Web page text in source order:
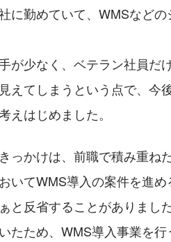
に勤めていて、WMSなど
が少なく、ベテラン社員だ
えてしまうという点で、今
えはじめました。
っかけは、前職で積み重ね
いてWMS導入の案件を進
と反省することがありまし
たため、WMS導入事業を行